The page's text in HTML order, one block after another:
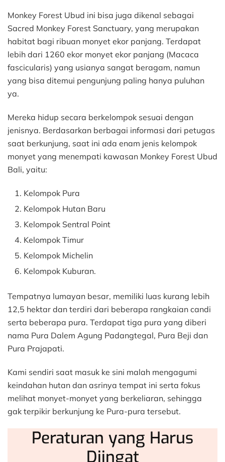
Monkey Forest Ubud ini bisa juga dikenal sebagai
Sacred Monkey Forest Sanctuary, yang merupakan
habitat bagi ribuan monyet ekor panjang. Terdapat
lebih dari 1260 ekor monyet ekor panjang (Macaca
fascicularis) yang usianya sangat beragam, namun
yang bisa ditemui pengunjung paling hanya puluhan
ya.
Mereka hidup secara berkelompok sesuai dengan
jenisnya. Berdasarkan berbagai informasi dari petugas
saat berkunjung, saat ini ada enam jenis kelompok
monyet yang menempati kawasan Monkey Forest Ubud
Bali, yaitu:
Kelompok Pura
Kelompok Hutan Baru
Kelompok Sentral Point
Kelompok Timur
Kelompok Michelin
Kelompok Kuburan.
Tempatnya lumayan besar, memiliki luas kurang lebih
12,5 hektar dan terdiri dari beberapa rangkaian candi
serta beberapa pura. Terdapat tiga pura yang diberi
nama Pura Dalem Agung Padangtegal, Pura Beji dan
Pura Prajapati.
Kami sendiri saat masuk ke sini malah mengagumi
keindahan hutan dan asrinya tempat ini serta fokus
melihat monyet-monyet yang berkeliaran, sehingga
gak terpikir berkunjung ke Pura-pura tersebut.
Peraturan yang Harus
Diingat